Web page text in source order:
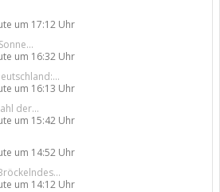
um 17:12 Uhr
um 16:32 Uhr
um 16:13 Uhr
der...
um 15:42 Uhr
um 14:52 Uhr
um 14:12 Uhr